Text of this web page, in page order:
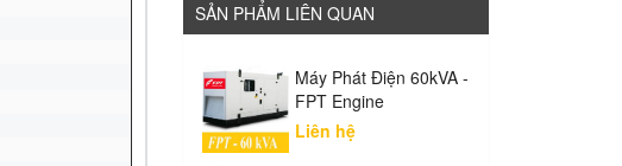
SẢN PHẨM LIÊN QUAN
Máy Phát Điện 60kVA -
FPT Engine
Liên hệ